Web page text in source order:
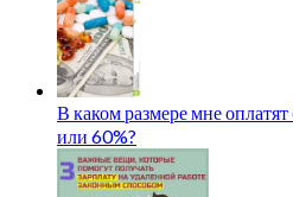
В каком размере мне
или 60%?